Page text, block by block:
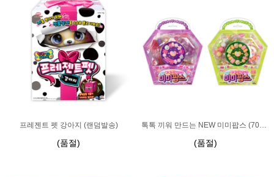
프레젠트 펫 강아지 (랜덤발송)
(품절)
톡톡 끼워 만드는 NEW 미미팝스 (70피스)-랜덤발송
(품절)